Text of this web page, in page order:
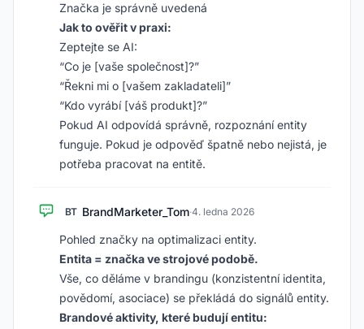
Značka je správně uvedená
Jak to ověřit v praxi:
Zeptejte se AI:
“Co je [vaše společnost]?”
“Řekni mi o [vašem zakladateli]”
“Kdo vyrábí [váš produkt]?”
Pokud AI odpovídá správně, rozpoznání entity
funguje. Pokud je odpověď špatně nebo nejistá, je
potřeba pracovat na entitě.
BT BrandMarketer_Tom·4. ledna 2026
Pohled značky na optimalizaci entity.
Entita = značka ve strojové podobě.
Vše, co děláme v brandingu (konzistentní identita,
povědomí, asociace) se překládá do signálů entity.
Brandové aktivity, které budují entitu: